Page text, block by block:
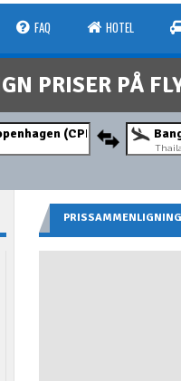
FAQ HOTEL
PRISER PÅ
PRISSAMMENLIGNING